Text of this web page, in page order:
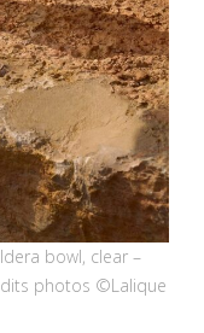
bowl, clear –
photos ©Lalique